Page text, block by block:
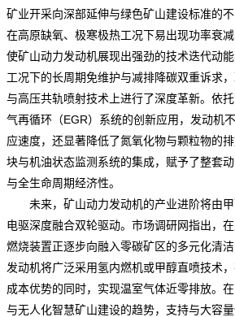
矿业开采向深部延伸与绿色矿山建设标准的
在高原缺氧、极寒极热工况下易出现功率衰
使矿山动力发动机展现出强劲的技术迭代动
工况下的长周期免维护与减排降碳双重诉求
与高压共轨喷射技术上进行了深度革新。依
气再循环（EGR）系统的创新应用，发动机
应速度，还显著降低了氮氧化物与颗粒物的
块与机油状态监测系统的集成，赋予了整套
与全生命周期经济性。
未来，矿山动力发动机的产业进阶将由甲
电驱深度融合双轮驱动。 市场调研网指出，
燃烧装置正逐步向融入零碳矿区的多元化清
发动机将广泛采用氢内燃机或甲醇直喷技术
成本优势的同时，实现温室气体近零排放。
与无人化智慧矿山建设的趋势，支持与大容